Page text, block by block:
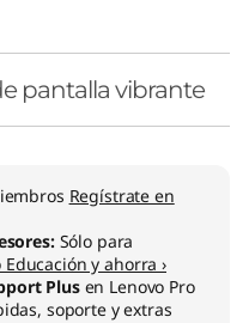
pantalla vibrante
Regístrate en
Sólo para
y ahorra ›
Plusen Lenovo Pro
soporte y extras